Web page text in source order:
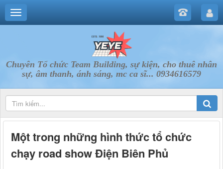
Chuyên Tổ chức Team Building, sự kiện, cho thuê nhân
sự, âm thanh, ánh sáng, mc ca sĩ... 0934616579
Một trong những hình thức tổ chức
chạy road show Điện Biên Phủ